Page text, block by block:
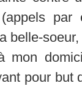
par
belle-
mon
pour